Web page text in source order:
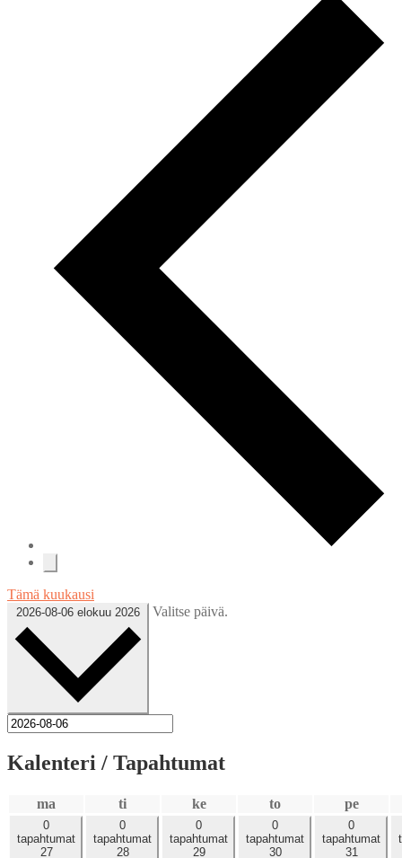
Tämä kuukausi
2026-08-06 elokuu 2026 Valitse päivä.
Kalenteri / Tapahtumat
ma maanantaititiistai kekeskiviikkototorstai pe
0
tapahtumat
27
0
tapahtumat
28
0
tapahtumat
29
0
tapahtumat
30
0
tapahtumat
31